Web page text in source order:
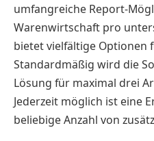
umfangreiche Report-
Warenwirtschaft pro
bietet vielfältige Optionen
Standardmäßig wird die
Lösung für maximal drei
Jederzeit möglich ist eine
beliebige Anzahl von